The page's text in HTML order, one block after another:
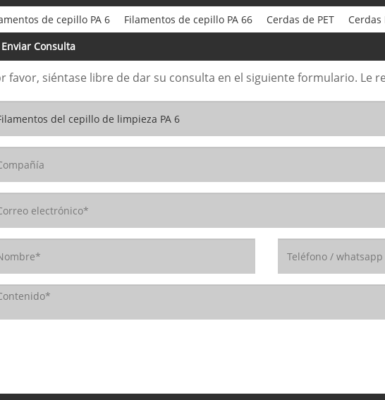
de cepillo PA 6 Filamentos de cepillo PA 66 Cerdas de PET
Cerdas
Enviar Consulta
favor, siéntase libre de dar su consulta en el siguiente formulario. Le